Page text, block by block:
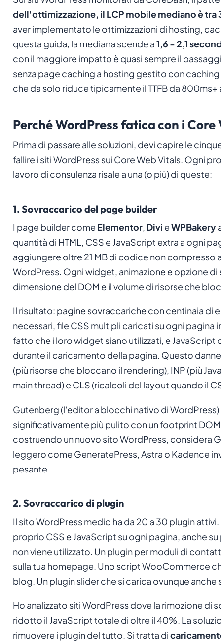
dell'ottimizzazione, il LCP mobile mediano è tra
aver implementato le ottimizzazioni di hosting,
questa guida, la mediana scende a1,6 - 2,1
con il maggiore impatto è quasi sempre il
senza page caching a hosting gestito con caching
che da solo riduce tipicamente il TTFB da
Perché WordPress fatica con i Core
Prima di passare alle soluzioni, devi capire le
fallire i siti WordPress sui Core Web Vitals. Ogni
lavoro di consulenza risale a una (o più) di queste:
1. Sovraccarico del page builder
I page builder come Elementor, Divi eWPBakery
quantità di HTML, CSS e JavaScript extra a ogni
aggiungere oltre 21 MB di codice non compresso
WordPress. Ogni widget, animazione e opzione di
dimensione del DOM e il volume di risorse che
Il risultato: pagine sovraccariche con centinaia di
necessari, file CSS multipli caricati su ogni
fatto che i loro widget siano utilizzati, e JavaScript
durante il caricamento della pagina. Questo
(più risorse che bloccano il rendering), INP (più
main thread) e CLS (ricalcoli del layout quando il
Gutenberg (l'editor a blocchi nativo di WordPress)
significativamente più pulito con un footprint
costruendo un nuovo sito WordPress, considera
leggero come GeneratePress, Astra o Kadence
pesante.
2. Sovraccarico di plugin
Il sito WordPress medio ha da 20 a 30 plugin
proprio CSS e JavaScript su ogni pagina, anche
non viene utilizzato. Un plugin per moduli di
sulla tua homepage. Uno script WooCommerce
blog. Un plugin slider che si carica ovunque anche
Ho analizzato siti WordPress dove la rimozione di
ridotto il JavaScript totale di oltre il 40%. La
rimuovere i plugin del tutto. Si tratta di